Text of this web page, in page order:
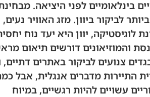
בינלאומיים לפני היציאה.
לביקור ביוון. מזג האוויר
לוגיסטיקה, יוון היא יעד נוח
והמוזיאונים דורשים תיאום
צנועים לביקור באתרים דתיים,
מדברים אנגלית, אבל כמה
עשויים להיות רגשיים, במיוח